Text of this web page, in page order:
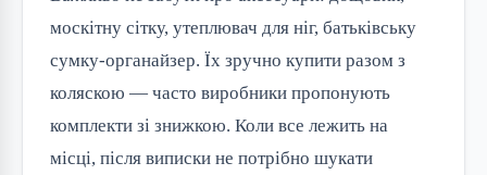
москітну сітку, утеплювач для ніг, батьківську
сумку-органайзер. Їх зручно купити разом з
коляскою — часто виробники пропонують
комплекти зі знижкою. Коли все лежить на
місці, після виписки не потрібно шукати